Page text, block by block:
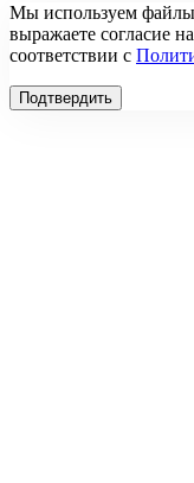
Мы используем файлы
выражаете согласие
соответствии с
Подтвердить